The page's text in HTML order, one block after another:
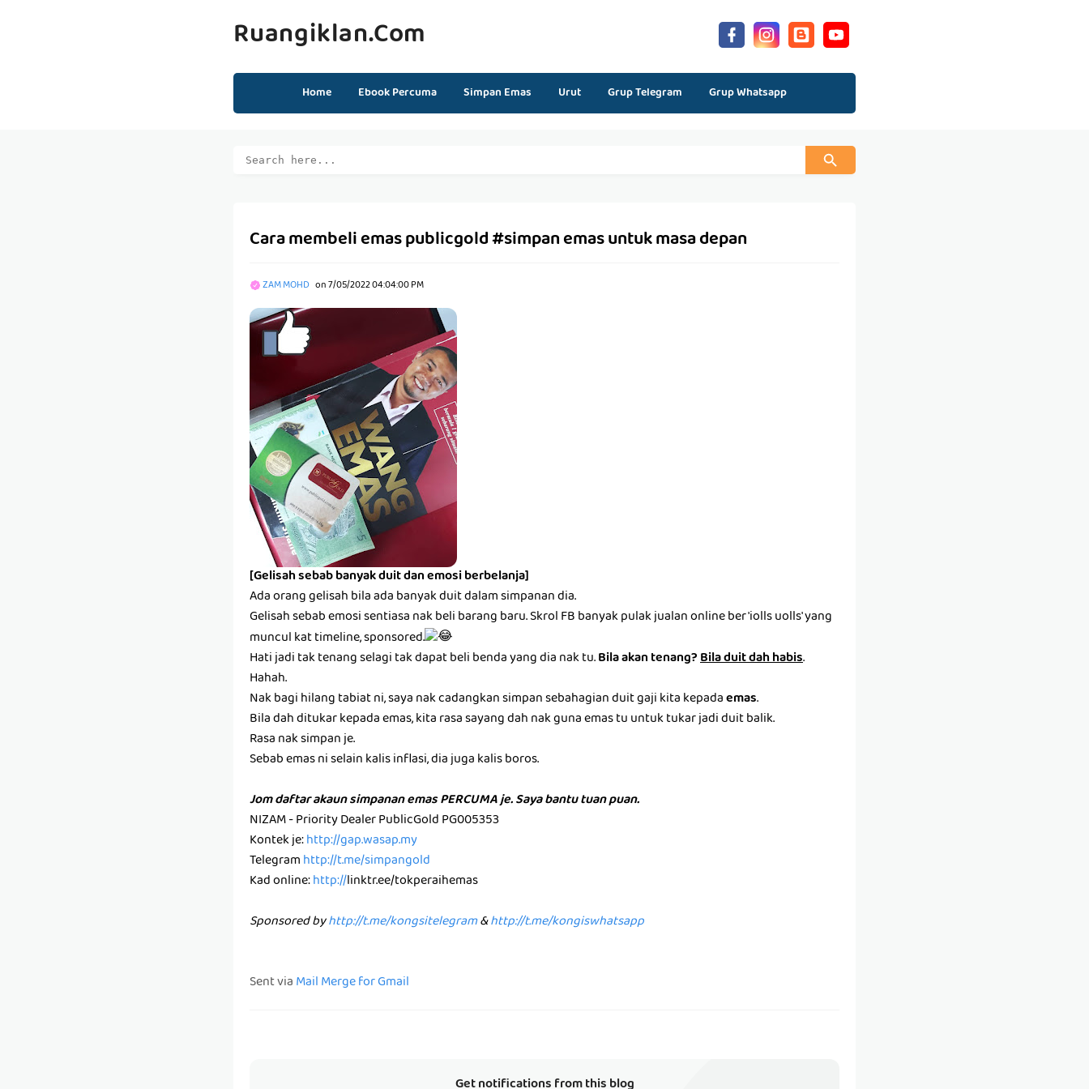
Ruangiklan.com
Home Ebook Percuma Simpan Emas Urut Grup Telegram Grup Whatsapp
Cara membeli emas publicgold #simpan emas untuk masa depan
ZAM MOHD on7/05/2022 04:04:00 PM
[Gelisah sebab banyak duit dan emosi berbelanja]
Ada orang gelisah bila ada banyak duit dalam simpanan dia.
Gelisah sebab emosi sentiasa nak beli barang baru. Skrol FB banyak pulak jualan online ber 'iolls uolls' yang
muncul kat timeline, sponsored.
Hati jadi tak tenang selagi tak dapat beli benda yang dia nak tu.Bila akan tenang?Bila duit dah habis.
Hahah.
Nak bagi hilang tabiat ni, saya nak cadangkan simpan sebahagian duit gaji kita kepadaemas.
Bila dah ditukar kepada emas, kita rasa sayang dah nak guna emas tu untuk tukar jadi duit balik.
Rasa nak simpan je.
Sebab emas ni selain kalis inflasi, dia juga kalis boros.
Jom daftar akaun simpanan emas PERCUMA je. Saya bantu tuan puan.
NIZAM - Priority Dealer PublicGold PG005353
Kontek je:http://gap.wasap.my
Telegramhttp://t.me/simpangold
Kad online:http://linktr.ee/tokperaihemas
Sponsored byhttp://t.me/kongsitelegram&http://t.me/kongiswhatsapp
Sent viaMail Merge for Gmail